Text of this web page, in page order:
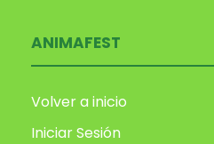
ANIMAFEST
Volver a inicio
Iniciar Sesión